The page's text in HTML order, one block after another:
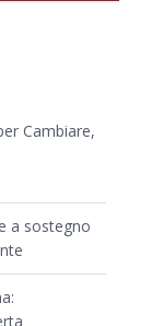
Cambiare,
a sostegno